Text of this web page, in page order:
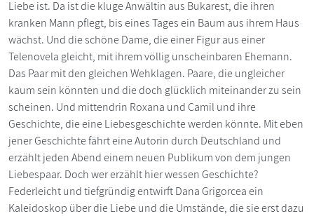
Liebe ist. Da ist die kluge Anwältin aus Bukarest, die ihren
kranken Mann pflegt, bis eines Tages ein Baum aus ihrem Haus
wächst. Und die schöne Dame, die einer Figur aus einer
Telenovela gleicht, mit ihrem völlig unscheinbaren Ehemann.
Das Paar mit den gleichen Wehklagen. Paare, die ungleicher
kaum sein könnten und die doch glücklich miteinander zu sein
scheinen. Und mittendrin Roxana und Camil und ihre
Geschichte, die eine Liebesgeschichte werden könnte. Mit eben
jener Geschichte fährt eine Autorin durch Deutschland und
erzählt jeden Abend einem neuen Publikum von dem jungen
Liebespaar. Doch wer erzählt hier wessen Geschichte?
Federleicht und tiefgründig entwirft Dana Grigorcea ein
Kaleidoskop über die Liebe und die Umstände, die sie erst dazu